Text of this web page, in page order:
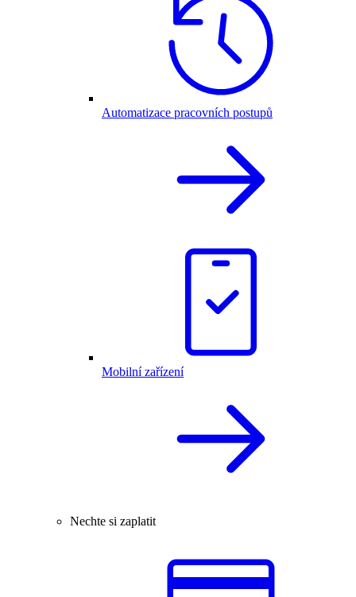
Automatizace pracovních postupů
Mobilní zařízení
Nechte si zaplatit